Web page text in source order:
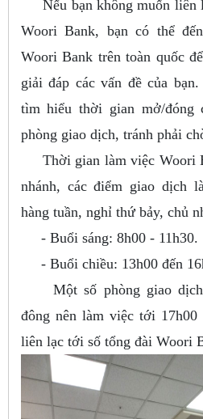
Nếu bạn không muốn liên
Woori Bank, bạn có thể
Woori Bank trên toàn quốc
giải đáp các vấn đề của
tìm hiểu thời gian mở/đóng
phòng giao dịch, tránh phải
Thời gian làm việc Woori
nhánh, các điểm giao dịch
hàng tuần, nghỉ thứ bảy, chủ
- Buổi sáng: 8h00 - 11h30.
- Buổi chiều: 13h00 đến
Một số phòng giao dịch
đông nên làm việc tới 17h00
liên lạc tới số tổng đài Woori